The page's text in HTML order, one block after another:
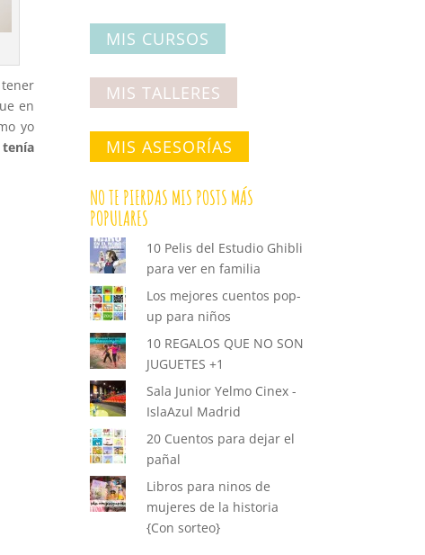
en
yo
tenía
MIS CURSOS
MIS TALLERES
MIS ASESORÍAS
NO TE PIERDAS MIS POSTS MÁS
POPULARES
10 Pelis del Estudio Ghibli
para ver en familia
Los mejores cuentos pop-
up para niños
10 REGALOS QUE NO SON
JUGUETES +1
Sala Junior Yelmo Cinex -
IslaAzul Madrid
20 Cuentos para dejar el
pañal
Libros para ninos de
mujeres de la historia
{Con sorteo}